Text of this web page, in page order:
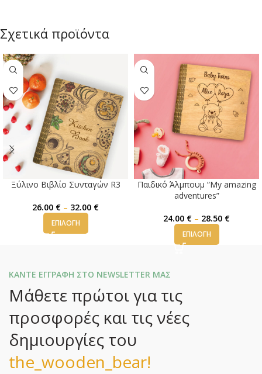
Σχετικά προϊόντα
Ξύλινο Βιβλίο Συνταγών R3
26.00 € – 32.00 €
ΕΠΙΛΟΓΉ
Παιδικό Άλμπουμ “My amazing
adventures”
24.00 € – 28.50 €
ΕΠΙΛΟΓΉ
ΚΑΝΤΕ ΕΓΓΡΑΦΗ ΣΤΟ NEWSLETTER ΜΑΣ
Μάθετε πρώτοι για τις
προσφορές και τις νέες
δημιουργίες του
the_wooden_bear!